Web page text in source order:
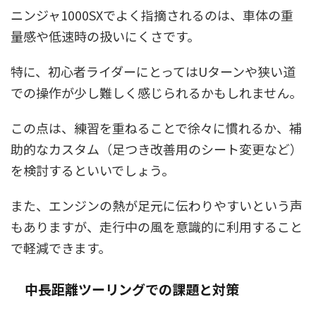
ニンジャ1000SXでよく指摘されるのは、車体の重
量感や低速時の扱いにくさです。
特に、初心者ライダーにとってはUターンや狭い道
での操作が少し難しく感じられるかもしれません。
この点は、練習を重ねることで徐々に慣れるか、補
助的なカスタム（足つき改善用のシート変更など）
を検討するといいでしょう。
また、エンジンの熱が足元に伝わりやすいという声
もありますが、走行中の風を意識的に利用すること
で軽減できます。
中長距離ツーリングでの課題と対策